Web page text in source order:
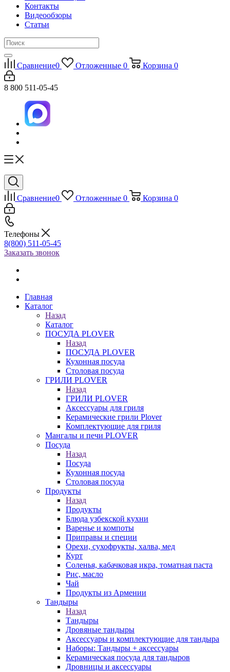
Контакты
Видеообзоры
Статьи
Сравнение0 Отложенные 0 Корзина 0
8 800 511-05-45
Сравнение0 Отложенные 0 Корзина 0
Телефоны
8(800) 511-05-45
Заказать звонок
Главная
Каталог
Назад
Каталог
ПОСУДА PLOVER
Назад
ПОСУДА PLOVER
Кухонная посуда
Столовая посуда
ГРИЛИ PLOVER
Назад
ГРИЛИ PLOVER
Аксессуары для гриля
Керамические грили Plover
Комплектующие для гриля
Мангалы и печи PLOVER
Посуда
Назад
Посуда
Кухонная посуда
Столовая посуда
Продукты
Назад
Продукты
Блюда узбекской кухни
Варенье и компоты
Приправы и специи
Орехи, сухофрукты, халва, мед
Курт
Соленья, кабачковая икра, томатная паста
Рис, масло
Чай
Продукты из Армении
Тандыры
Назад
Тандыры
Дровяные тандыры
Аксессуары и комплектующие для тандыра
Наборы: Тандыры + аксессуары
Керамическая посуда для тандыров
Дровницы и аксессуары